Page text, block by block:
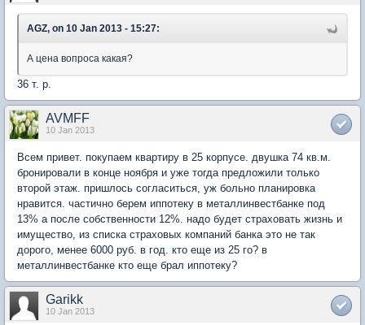
AGZ, on 10 Jan 2013 - 15:27:
А цена вопроса какая?
36 т. р.
AVMFF
10 Jan 2013
Всем привет. покупаем квартиру в 25 корпусе. двушка 74 кв.м.
бронировали в конце ноября и уже тогда предложили только
второй этаж. пришлось согласиться, уж больно планировка
нравится. частично берем иппотеку в металлинвестбанке под
13% а после собственности 12%. надо будет страховать жизнь и
имущество, из списка страховых компаний банка это не так
дорого, менее 6000 руб. в год. кто еще из 25 го? в
металлинвестбанке кто еще брал иппотеку?
Garikk
10 Jan 2013